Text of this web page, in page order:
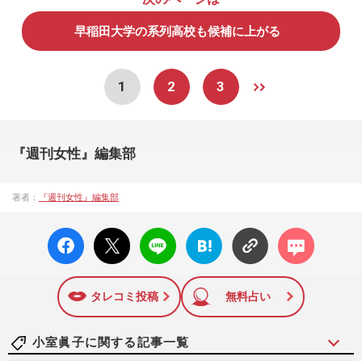
早稲田大学の系列高校も候補に上がる
1 2 3
『週刊女性』編集部
著者： 『週刊女性』編集部
facebo
ok い
X ポス
ト
LINE
はてな
ブック
に追加
コメン
ト
タレコミ投稿 無料占い
小室眞子に関する記事一覧